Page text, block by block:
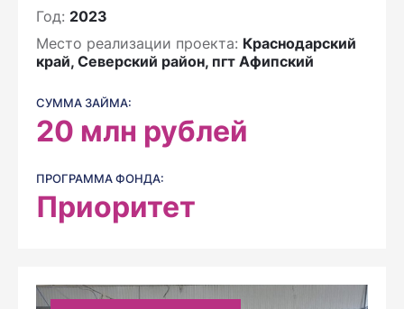
Год: 2023
Место реализации проекта: Краснодарский
край, Северский район, пгт Афипский
СУММА ЗАЙМА:
20 млн рублей
ПРОГРАММА ФОНДА:
Приоритет